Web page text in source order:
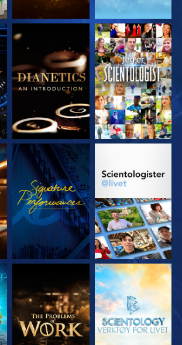
UTFORSK SERIEN SE
SE UTFORSK SERIEN
UTFORSK SERIEN UTFORSK SERIEN